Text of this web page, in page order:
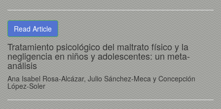
Read Article
Tratamiento psicológico del maltrato físico y la
negligencia en niños y adolescentes: un meta-
análisis
Ana Isabel Rosa-Alcázar, Julio Sánchez-Meca y Concepción
López-Soler